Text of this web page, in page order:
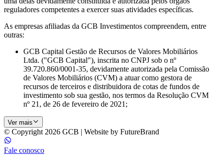
reguladores competentes a exercer suas atividades específicas.
As empresas afiliadas da GCB Investimentos compreendem, entre
outras:
GCB Capital Gestão de Recursos de Valores Mobiliários
Ltda. ("GCB Capital"), inscrita no CNPJ sob o nº
39.720.860/0001-35, devidamente autorizada pela Comissão
de Valores Mobiliários (CVM) a atuar como gestora de
recursos de terceiros e distribuidora de cotas de fundos de
investimento sob sua gestão, nos termos da Resolução CVM
nº 21, de 26 de fevereiro de 2021;
Ver mais
© Copyright 2026 GCB | Website by FutureBrand
Fale conosco